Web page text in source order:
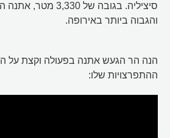
סיציליה. בגובה של
והגבוה ביותר באירופה.
הנה הר הגעש אתנה בפעולה וקצת על
ההתפרצויות שלו: